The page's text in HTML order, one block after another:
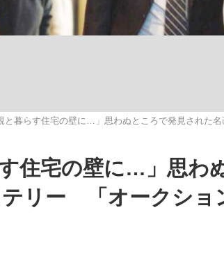
と暮らす住宅の壁に…」思わぬところで発見された
住宅の壁に…」思わ
リー 「オークショ